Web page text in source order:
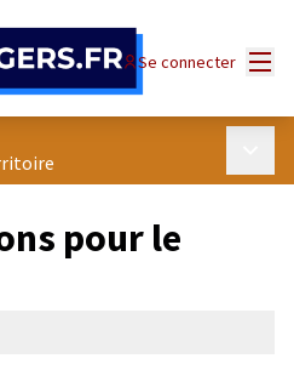
Se connecter
pour le